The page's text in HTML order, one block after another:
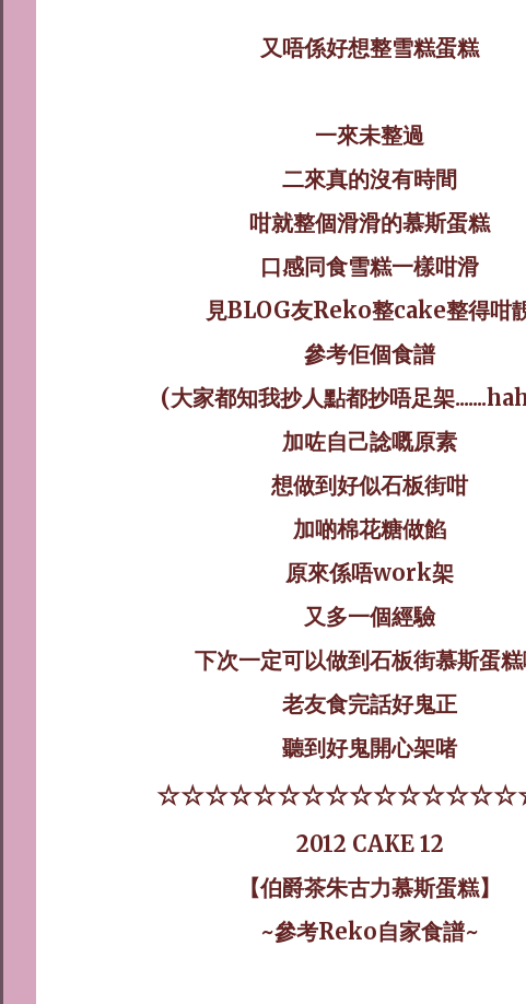
又唔係好想整雪糕蛋糕
一來未整過
二來真的沒有時間
咁就整個滑滑的慕斯蛋糕
口感同食雪糕一樣咁滑
見BLOG友Reko整cake整得咁
參考佢個食譜
(大家都知我抄人點都抄唔足架
加咗自己諗嘅原素
想做到好似石板街咁
加啲棉花糖做餡
原來係唔work架
又多一個經驗
下次一定可以做到石板街慕斯蛋
老友食完話好鬼正
聽到好鬼開心架啫
2012 CAKE 12
【伯爵茶朱古力慕斯蛋糕】
~參考Reko自家食譜~